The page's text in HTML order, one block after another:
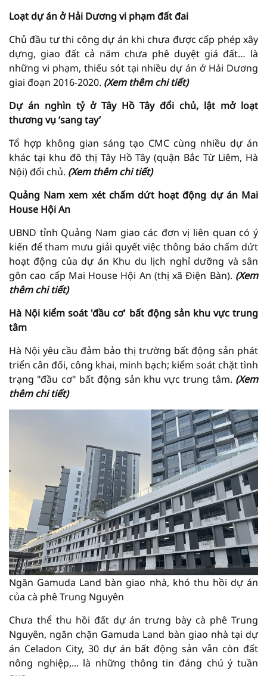
Loạt dự án ở Hải Dương vi phạm đất đai
Chủ đầu tư thi công dự án khi chưa được cấp phép xây
dựng, giao đất cả năm chưa phê duyệt giá đất… là
những vi phạm, thiếu sót tại nhiều dự án ở Hải Dương
giai đoạn 2016-2020. (Xem thêm chi tiết)
Dự án nghìn tỷ ở Tây Hồ Tây đổi chủ, lật mở loạt
thương vụ ‘sang tay’
Tổ hợp không gian sáng tạo CMC cùng nhiều dự án
khác tại khu đô thị Tây Hồ Tây (quận Bắc Từ Liêm, Hà
Nội) đổi chủ. (Xem thêm chi tiết)
Quảng Nam xem xét chấm dứt hoạt động dự án Mai
House Hội An
UBND tỉnh Quảng Nam giao các đơn vị liên quan có ý
kiến để tham mưu giải quyết việc thông báo chấm dứt
hoạt động của dự án Khu du lịch nghỉ dưỡng và sân
gôn cao cấp Mai House Hội An (thị xã Điện Bàn). (Xem
thêm chi tiết)
Hà Nội kiểm soát 'đầu cơ' bất động sản khu vực trung
tâm
Hà Nội yêu cầu đảm bảo thị trường bất động sản phát
triển cân đối, công khai, minh bạch; kiểm soát chặt tình
trạng "đầu cơ" bất động sản khu vực trung tâm. (Xem
thêm chi tiết)
Ngăn Gamuda Land bàn giao nhà, khó thu hồi dự án
của cà phê Trung Nguyên
Chưa thể thu hồi đất dự án trưng bày cà phê Trung
Nguyên, ngăn chặn Gamuda Land bàn giao nhà tại dự
án Celadon City, 30 dự án bất động sản vẫn còn đất
nông nghiệp,... là những thông tin đáng chú ý tuần